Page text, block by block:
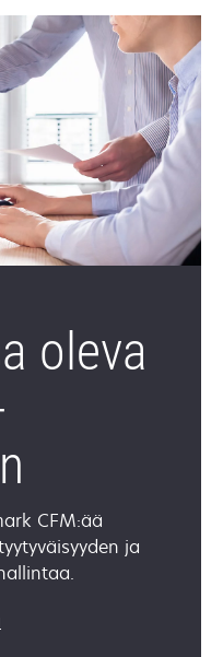
oleva
CFM:ää
ja